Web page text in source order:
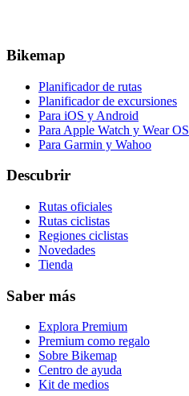
Bikemap
Planificador de rutas
Planificador de excursiones
Para iOS y Android
Para Apple Watch y Wear OS
Para Garmin y Wahoo
Descubrir
Rutas oficiales
Rutas ciclistas
Regiones ciclistas
Novedades
Tienda
Saber más
Explora Premium
Premium como regalo
Sobre Bikemap
Centro de ayuda
Kit de medios